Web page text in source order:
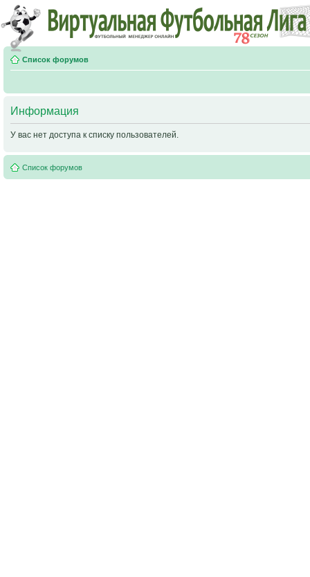
Список форумов
Информация
У вас нет доступа к списку пользователей.
Список форумов